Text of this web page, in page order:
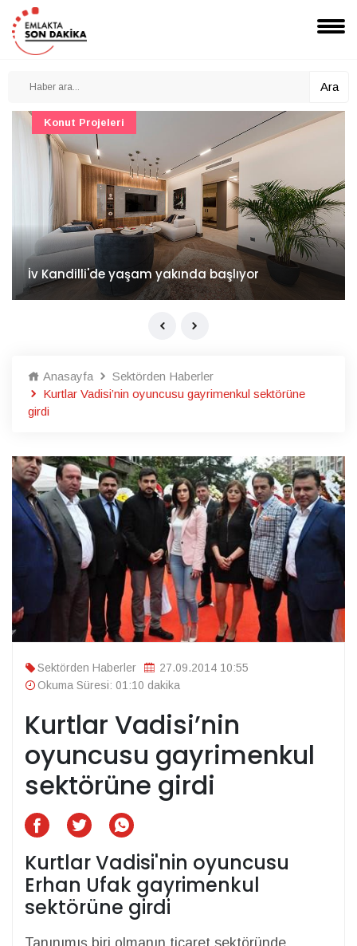
Ara
İv Kandilli'de yaşam yakında başlıyor
Konut Projeleri
Anasayfa
Sektörden Haberler
Kurtlar Vadisi’nin oyuncusu gayrimenkul sektörüne
girdi
Sektörden Haberler
27.09.2014 10:55
Okuma Süresi: 01:10 dakika
Kurtlar Vadisi’nin
oyuncusu gayrimenkul
sektörüne girdi
Kurtlar Vadisi'nin oyuncusu
Erhan Ufak gayrimenkul
sektörüne girdi
Tanınımış biri olmanın ticaret sektöründe